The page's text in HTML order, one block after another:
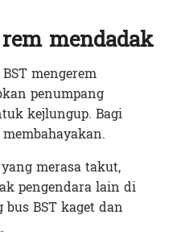
mendadak
mengerem
penumpang
kejlungup. Bagi
merasa takut,
pengendara lain di
BST kaget dan
.